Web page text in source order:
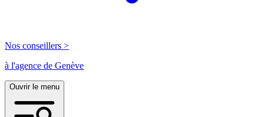
Nos conseillers >
à l'agence de Genève
Ouvrir le menu